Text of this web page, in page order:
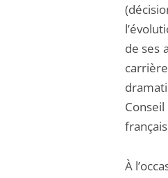
de ses
À